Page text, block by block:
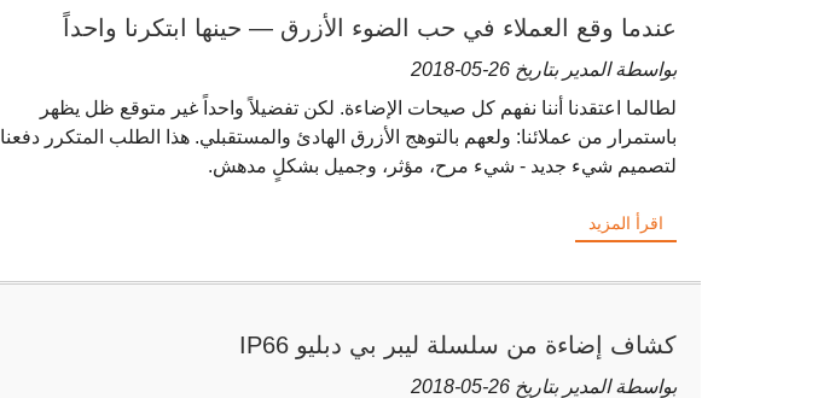
عندما وقع العملاء في حب الضوء الأزرق — حينها ابتكرنا واحداً
بواسطة المدير بتاريخ 26-05-2018
لطالما اعتقدنا أننا نفهم كل صيحات الإضاءة. لكن تفضيلاً واحداً غير متوقع ظل يظهر
باستمرار من عملائنا: ولعهم بالتوهج الأزرق الهادئ والمستقبلي. هذا الطلب المتكرر دفعنا
لتصميم شيء جديد - شيء مرح، مؤثر، وجميل بشكلٍ مدهش.
اقرأ المزيد
كشاف إضاءة من سلسلة ليبر بي دبليو IP66
بواسطة المدير بتاريخ 26-05-2018